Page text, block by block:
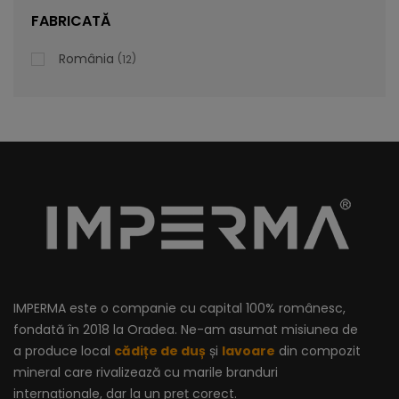
De la996,47
FABRICATĂ
România 12
IMPERMA este o companie cu capital 100% românesc,
fondată în 2018 la Oradea. Ne-am asumat misiunea de
a produce local cădițe de duș și lavoare din compozit
mineral care rivalizează cu marile branduri
internaționale, dar la un preț corect.